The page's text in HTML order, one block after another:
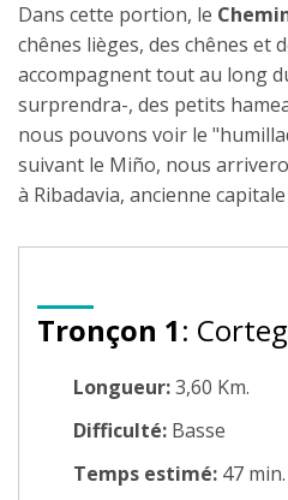
Dans cette portion, le
chênes lièges, des chênes et
accompagnent tout au long
surprendra-, des petits
nous pouvons voir le
suivant le Miño, nous
à Ribadavia, ancienne
Tronçon 1:
Longueur:3,60 Km.
Difficulté: Basse
Temps estimé: 47 min.